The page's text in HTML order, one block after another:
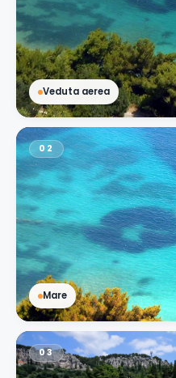
Veduta aerea
02
Mare
03